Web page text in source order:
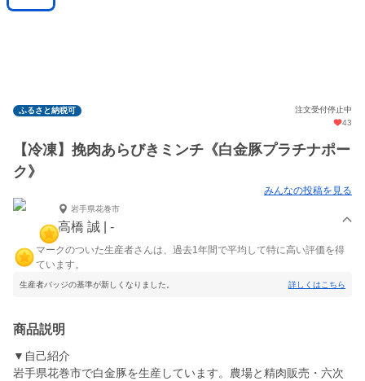
ふるさと納税可
注文受付停止中
43
【冷凍】挽肉あらびきミンチ《白金豚プラチナポー
ク》
みんなの投稿を見る
岩手県花巻市
高橋 誠 | -
マークのついた生産者さんは、過去1年間で平均して特に高い評価を得
ています。
生産者バッジの基準が新しくなりました。 詳しくはこちら
商品説明
▼自己紹介
岩手県花巻市で白金豚を生産しています。農場と精肉販売・六次